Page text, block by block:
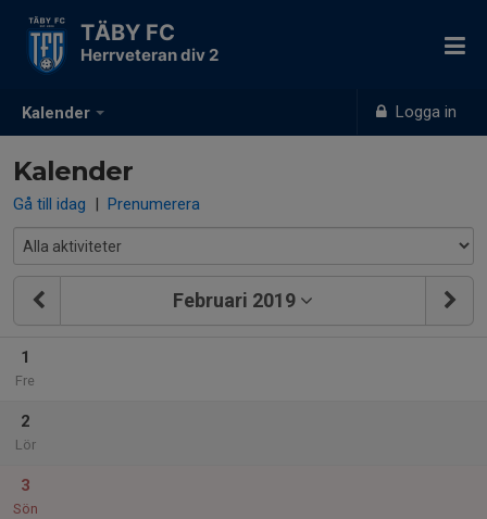
Kalender Logga in
TÄBY FC
Herrveteran div 2
Kalender
Gå till idag | Prenumerera
Februari 2019
1
Fre
2
Lör
3
Sön